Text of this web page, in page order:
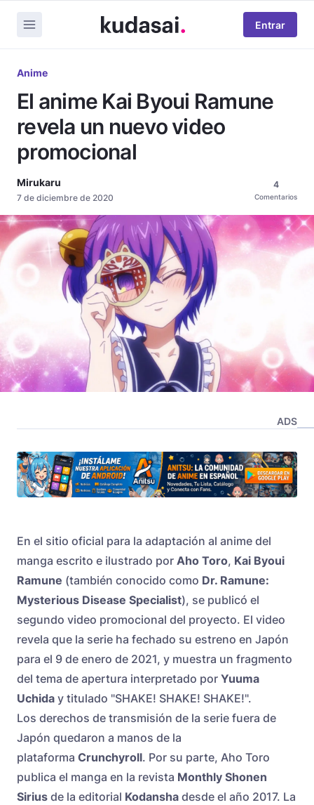
Entrar
Anime
El anime Kai Byoui Ramune
revela un nuevo video
promocional
Mirukaru
7 de diciembre de 2020
4
Comentarios
ADS
En el sitio oficial para la adaptación al anime del
manga escrito e ilustrado por Aho Toro, Kai Byoui
Ramune (también conocido como Dr. Ramune:
Mysterious Disease Specialist), se publicó el
segundo video promocional del proyecto. El video
revela que la serie ha fechado su estreno en Japón
para el 9 de enero de 2021, y muestra un fragmento
del tema de apertura interpretado por Yuuma
Uchida y titulado "SHAKE! SHAKE! SHAKE!".
Los derechos de transmisión de la serie fuera de
Japón quedaron a manos de la
plataforma Crunchyroll. Por su parte, Aho Toro
publica el manga en la revista Monthly Shonen
Sirius de la editorial Kodansha desde el año 2017. La